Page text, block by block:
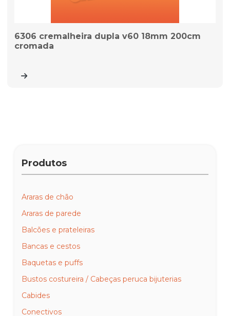
6306 cremalheira dupla v60 18mm 200cm
cromada
Produtos
Araras de chão
Araras de parede
Balcões e prateleiras
Bancas e cestos
Baquetas e puffs
Bustos costureira / Cabeças peruca bijuterias
Cabides
Conectivos